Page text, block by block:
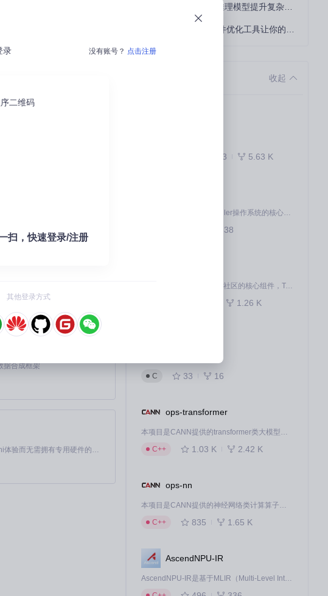
。
优化配置，切换到终端则启
。
在处理大型psd文件时能够精
的需求匹配指南
的场景化选择指南
据合成框架
基于Python的Xiaozhi AI，适用于想要完整Xiaozhi体验而无需拥有专用硬件的用户。
收起
843 5.63 K
openEuler内核是openEuler操作系统的核心，既是系统性能与稳定性的基石，也是连接处理器、设备与服务的桥梁。
538
作为 Ascend for PyTorch 社区的核心组件，TorchNPU 是昇腾专为 PyTorch 打造的深度学习适配插件，使 PyTorch 框架能够直接调用昇腾 NPU，为开发者提供昇腾 AI 处理器的超强算力。
1.26 K
C
33 16
ops-transformer
本项目是CANN提供的transformer类大模型算子库，实现网络在NPU上加速计算。
C++
1.03 K 2.42 K
ops-nn
本项目是CANN提供的神经网络类计算算子库，实现网络在NPU上加速计算。
C++
835 1.65 K
AscendNPU-IR
AscendNPU-IR是基于MLIR（Multi-Level Intermediate Representation）构建的，面向昇腾亲和算子编译时使用的中间表示，提供昇腾完备表达能力，通过编译优化提升昇腾AI处理器计算效率，支持通过生态框架使能昇腾AI处理器与深度调优
录 没有账号？ 点击注册
扫，快速登录/注册
其他登录方式